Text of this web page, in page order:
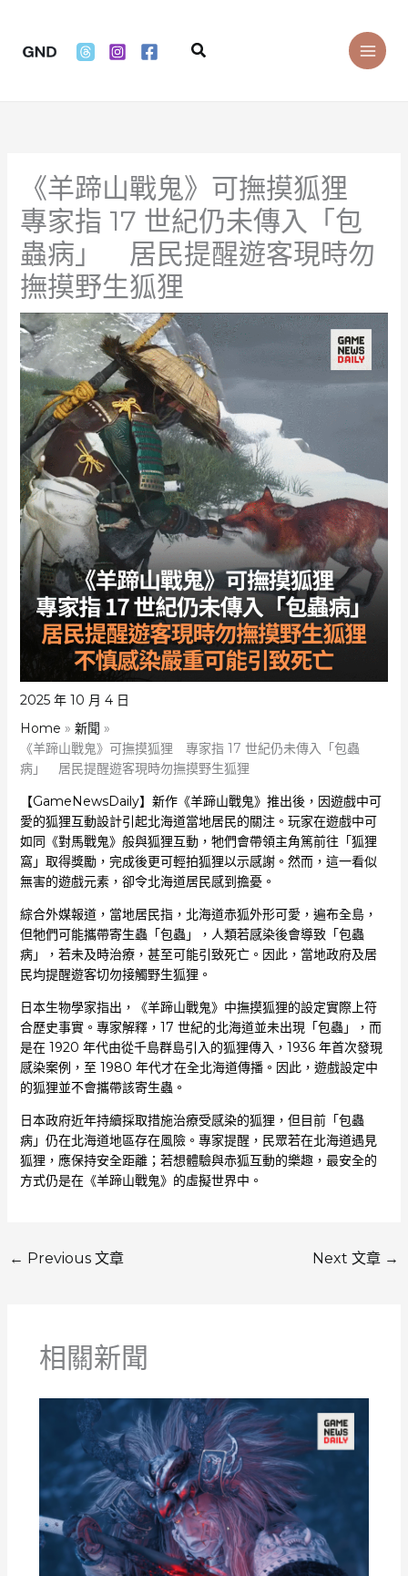
content
Search
《羊蹄山戰鬼》可撫摸狐狸
專家指 17 世紀仍未傳入「包
蟲病」 居民提醒遊客現時勿
撫摸野生狐狸
2025 年 10 月 4 日
Home
新聞
《羊蹄山戰鬼》可撫摸狐狸 專家指 17 世紀仍未傳入「包蟲
病」 居民提醒遊客現時勿撫摸野生狐狸
【GameNewsDaily】新作《羊蹄山戰鬼》推出後，因遊戲中可
愛的狐狸互動設計引起北海道當地居民的關注。玩家在遊戲中可
如同《對馬戰鬼》般與狐狸互動，牠們會帶領主角篤前往「狐狸
窩」取得獎勵，完成後更可輕拍狐狸以示感謝。然而，這一看似
無害的遊戲元素，卻令北海道居民感到擔憂。
綜合外媒報道，當地居民指，北海道赤狐外形可愛，遍布全島，
但牠們可能攜帶寄生蟲「包蟲」，人類若感染後會導致「包蟲
病」，若未及時治療，甚至可能引致死亡。因此，當地政府及居
民均提醒遊客切勿接觸野生狐狸。
日本生物學家指出，《羊蹄山戰鬼》中撫摸狐狸的設定實際上符
合歷史事實。專家解釋，17 世紀的北海道並未出現「包蟲」，而
是在 1920 年代由從千島群島引入的狐狸傳入，1936 年首次發現
感染案例，至 1980 年代才在全北海道傳播。因此，遊戲設定中
的狐狸並不會攜帶該寄生蟲。
日本政府近年持續採取措施治療受感染的狐狸，但目前「包蟲
病」仍在北海道地區存在風險。專家提醒，民眾若在北海道遇見
狐狸，應保持安全距離；若想體驗與赤狐互動的樂趣，最安全的
方式仍是在《羊蹄山戰鬼》的虛擬世界中。
← Previous 文章 Next 文章 →
相關新聞